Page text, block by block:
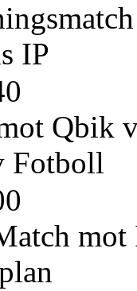
IP
Qbik
Fotboll
mot